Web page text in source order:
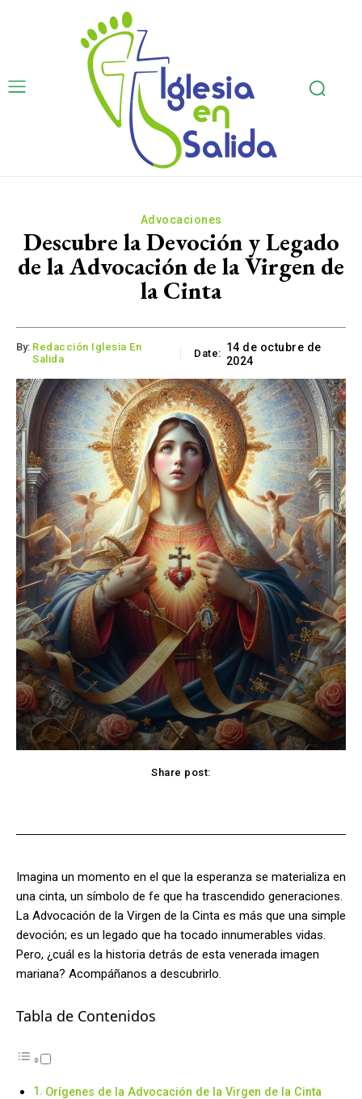
Advocaciones
Descubre la Devoción y Legado
de la Advocación de la Virgen de
la Cinta
By: Redacción Iglesia En
Salida
Date: 14 de octubre de
2024
Share post:
Imagina un momento en el que la esperanza se materializa en
una cinta, un símbolo de fe que ha trascendido generaciones.
La Advocación de la Virgen de la Cinta es más que una simple
devoción; es un legado que ha tocado innumerables vidas.
Pero, ¿cuál es la historia detrás de esta venerada imagen
mariana? Acompáñanos a descubrirlo.
Tabla de Contenidos
Orígenes de la Advocación de la Virgen de la Cinta